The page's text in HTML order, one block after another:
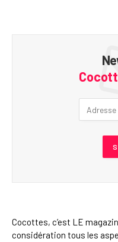
Cocottes, c’est LE
considération tous les